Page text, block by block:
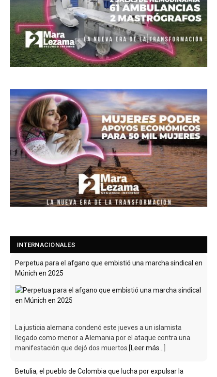
INTERNACIONALES
Perpetua para el afgano que embistió una marcha sindical en
Múnich en 2025
La justicia alemana condenó este jueves a un islamista
llegado como menor a Alemania por el ataque contra una
manifestación que dejó dos muertos [Leer más...]
Betulia, el pueblo de Colombia que lucha por expulsar la